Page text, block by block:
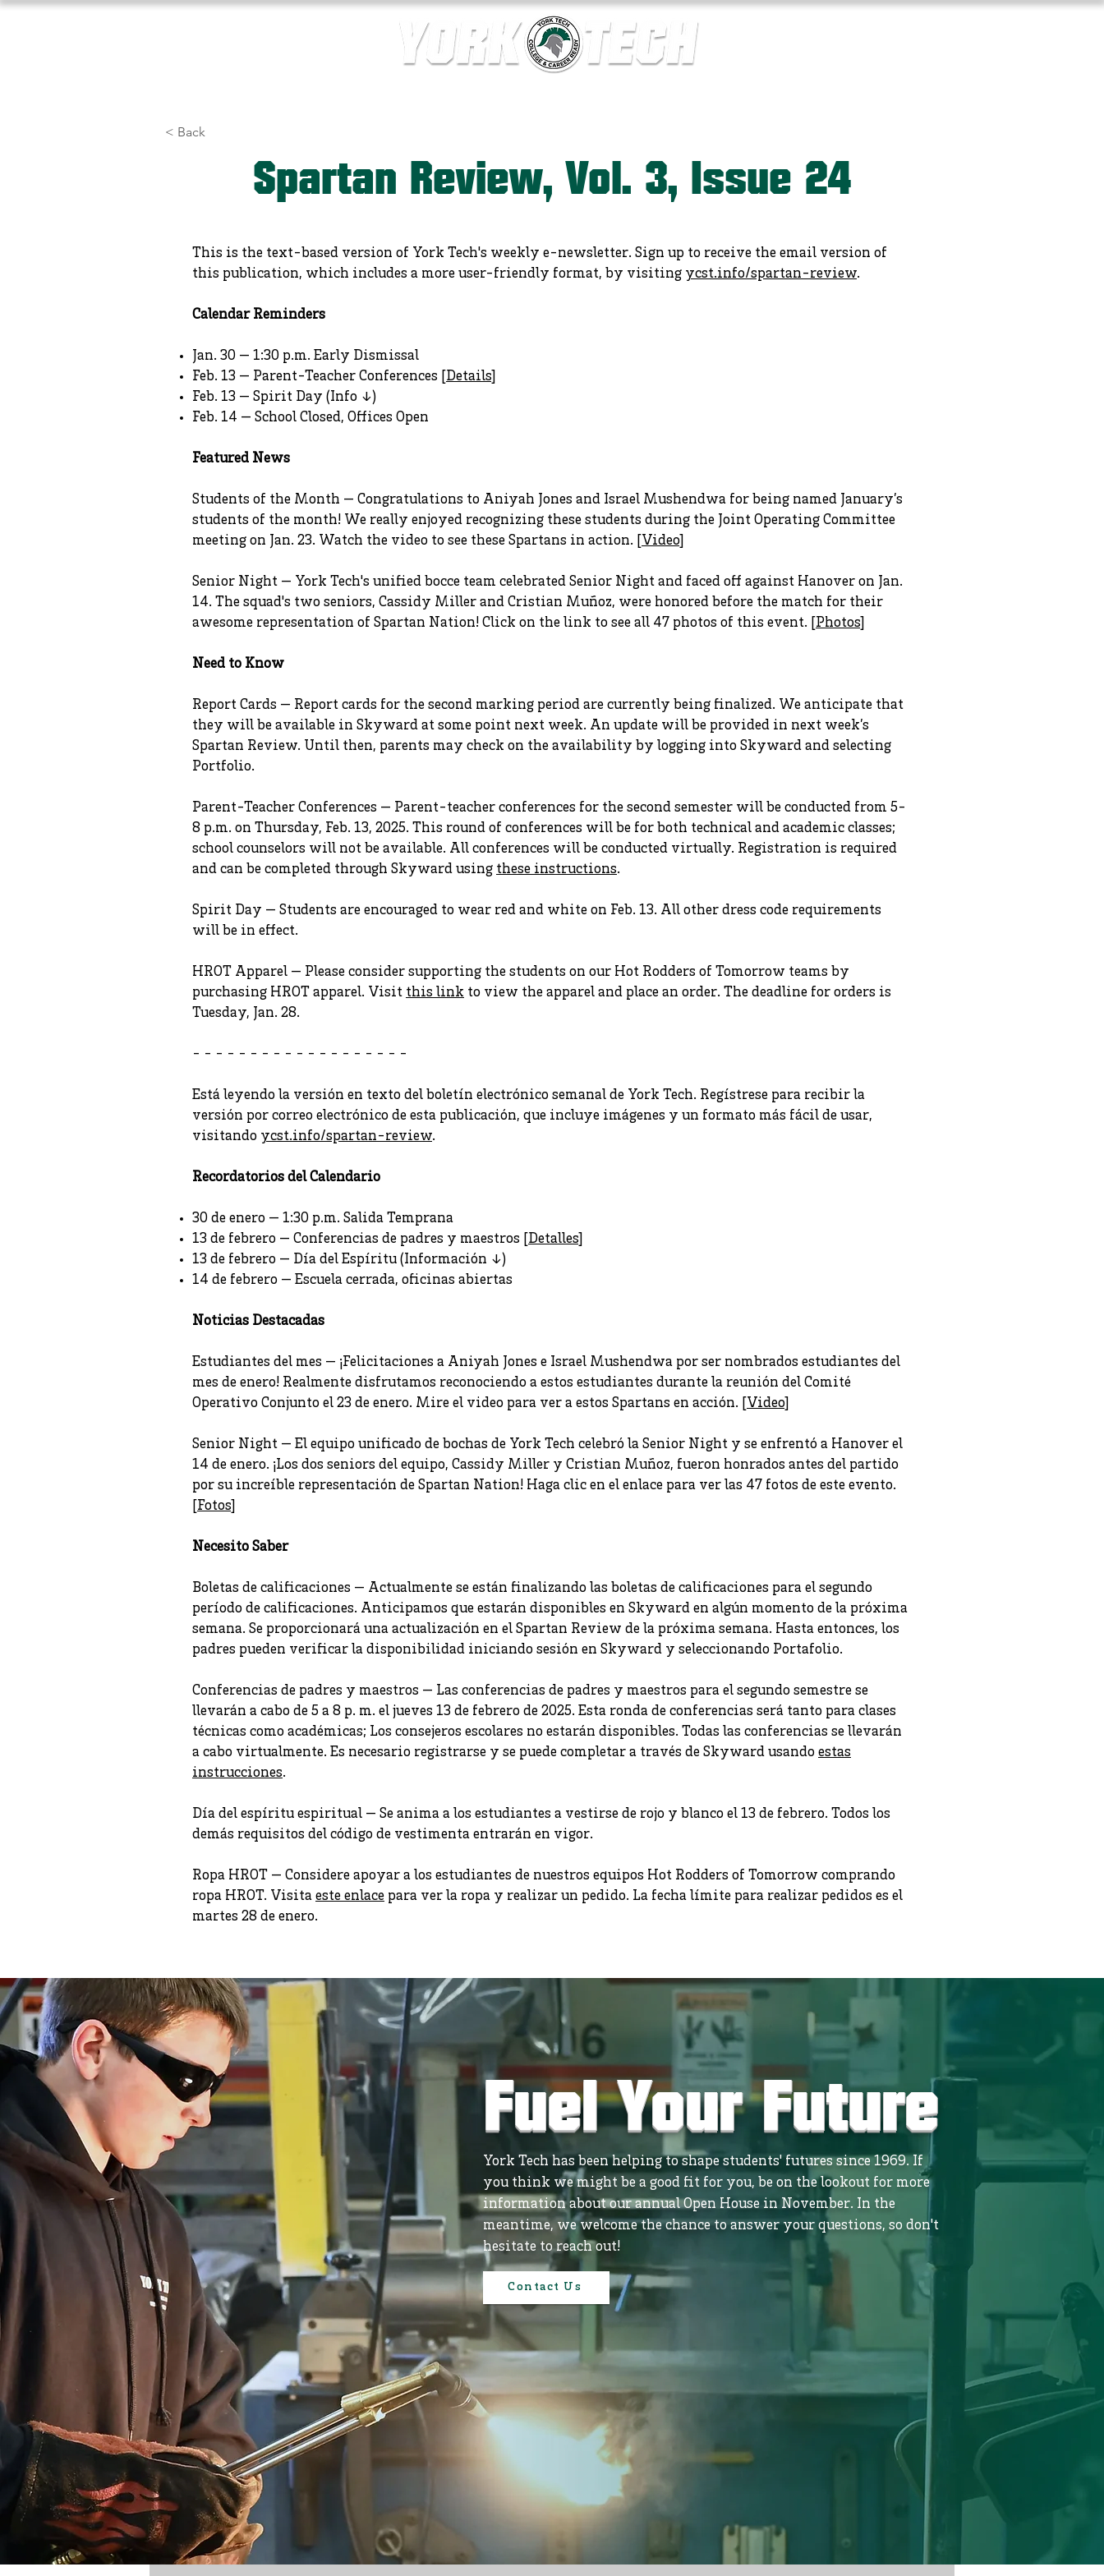
< Back
Spartan Review, Vol. 3, Issue 24
This is the text-based version of York Tech's weekly e-newsletter. Sign up to receive the email version of
this publication, which includes a more user-friendly format, by visiting ycst.info/spartan-review.
Calendar Reminders
Jan. 30 — 1:30 p.m. Early Dismissal
Feb. 13 — Parent-Teacher Conferences [ Details
Feb. 13 — Spirit Day (Info ↓)
Feb. 14 — School Closed, Offices Open
Featured News
Students of the Month — Congratulations to Aniyah Jones and Israel Mushendwa for being named January’s
students of the month! We really enjoyed recognizing these students during the Joint Operating Committee
meeting on Jan. 23. Watch the video to see these Spartans in action. [
Video]
Senior Night — York Tech's unified bocce team celebrated Senior Night and faced off against Hanover on Jan.
14. The squad's two seniors, Cassidy Miller and Cristian Muñoz, were honored before the match for their
awesome representation of Spartan Nation! Click on the link to see all 47 photos of this event. [ Photos
Need to Know
Report Cards — Report cards for the second marking period are currently being finalized. We anticipate that
they will be available in Skyward at some point next week. An update will be provided in next week’s
Spartan Review. Until then, parents may check on the availability by logging into Skyward and selecting
Portfolio.
Parent-Teacher Conferences — Parent-teacher conferences for the second semester will be conducted from 5-
8 p.m. on Thursday, Feb. 13, 2025. This round of conferences will be for both technical and academic classes;
school counselors will not be available. All conferences will be conducted virtually. Registration is required
and can be completed through Skyward using these instructions.
Spirit Day — Students are encouraged to wear red and white on Feb. 13. All other dress code requirements
will be in effect.
HROT Apparel — Please consider supporting the students on our Hot Rodders of Tomorrow teams by
purchasing HROT apparel. Visit this link to view the apparel and place an order. The deadline for orders is
Tuesday, Jan. 28.
- - - - - - - - - - - - - - - - - - -
Está leyendo la versión en texto del boletín electrónico semanal de York Tech. Regístrese para recibir la
versión por correo electrónico de esta publicación, que incluye imágenes y un formato más fácil de usar,
visitando ycst.info/spartan-review.
Recordatorios del Calendario
30 de enero — 1:30 p.m. Salida Temprana
13 de febrero — Conferencias de padres y maestros [ Detalles
13 de febrero — Día del Espíritu (Información ↓)
14 de febrero — Escuela cerrada, oficinas abiertas
Noticias Destacadas
Estudiantes del mes — ¡Felicitaciones a Aniyah Jones e Israel Mushendwa por ser nombrados estudiantes del
mes de enero! Realmente disfrutamos reconociendo a estos estudiantes durante la reunión del Comité
Operativo Conjunto el 23 de enero. Mire el video para ver a estos Spartans en acción. [
Video]
Senior Night — El equipo unificado de bochas de York Tech celebró la Senior Night y se enfrentó a Hanover el
14 de enero. ¡Los dos seniors del equipo, Cassidy Miller y Cristian Muñoz, fueron honrados antes del partido
por su increíble representación de Spartan Nation! Haga clic en el enlace para ver las 47 fotos de este evento.
Fotos
Necesito Saber
Boletas de calificaciones — Actualmente se están finalizando las boletas de calificaciones para el segundo
período de calificaciones. Anticipamos que estarán disponibles en Skyward en algún momento de la próxima
semana. Se proporcionará una actualización en el Spartan Review de la próxima semana. Hasta entonces, los
padres pueden verificar la disponibilidad iniciando sesión en Skyward y seleccionando Portafolio.
Conferencias de padres y maestros — Las conferencias de padres y maestros para el segundo semestre se
llevarán a cabo de 5 a 8 p. m. el jueves 13 de febrero de 2025. Esta ronda de conferencias será tanto para clases
técnicas como académicas; Los consejeros escolares no estarán disponibles. Todas las conferencias se llevarán
a cabo virtualmente. Es necesario registrarse y se puede completar a través de Skyward usando estas
instrucciones.
Día del espíritu espiritual — Se anima a los estudiantes a vestirse de rojo y blanco el 13 de febrero. Todos los
demás requisitos del código de vestimenta entrarán en vigor.
Ropa HROT — Considere apoyar a los estudiantes de nuestros equipos Hot Rodders of Tomorrow comprando
ropa HROT. Visita este enlace para ver la ropa y realizar un pedido. La fecha límite para realizar pedidos es el
martes 28 de enero.
Fuel Your Future
York Tech has been helping to shape students' futures since 1969. If
you think we might be a good fit for you, be on the lookout for more
information about our annual Open House in November. In the
meantime, we welcome the chance to answer your questions, so don't
hesitate to reach out!
Contact Us